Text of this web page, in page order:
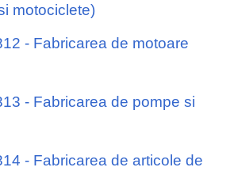
motociclete)
- Fabricarea de motoare
- Fabricarea de pompe si
- Fabricarea de articole de